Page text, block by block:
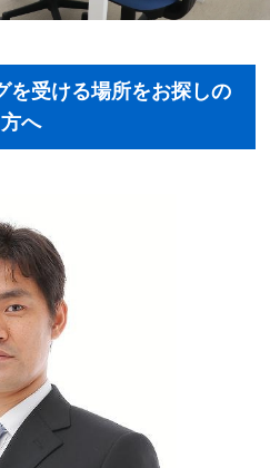
を受ける場所をお探しの
方へ